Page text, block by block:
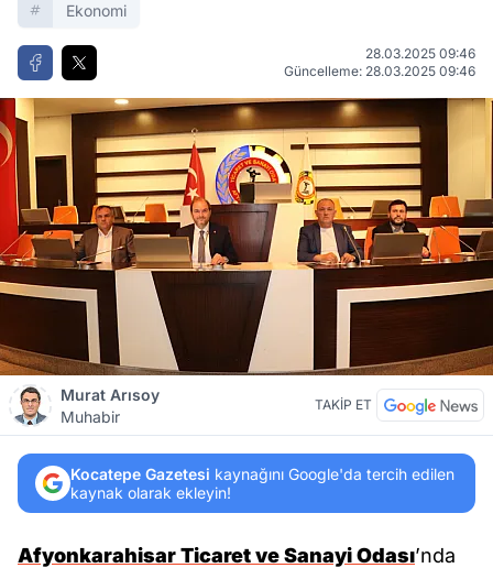
Ekonomi
28.03.2025 09:46
Güncelleme: 28.03.2025 09:46
Murat Arısoy
Muhabir
TAKİP ET
Kocatepe Gazetesi kaynağını Google'da tercih edilen
kaynak olarak ekleyin!
Afyonkarahisar Ticaret ve Sanayi Odası’nda